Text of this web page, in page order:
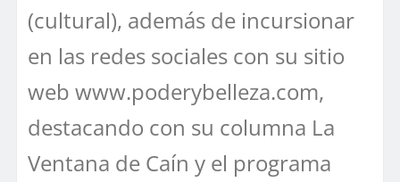
(cultural), además de incursionar
en las redes sociales con su sitio
web www.poderybelleza.com,
destacando con su columna La
Ventana de Caín y el programa